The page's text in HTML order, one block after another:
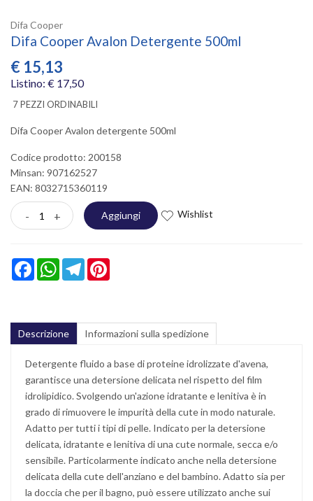
Difa Cooper
Difa Cooper Avalon Detergente 500ml
€ 15,13
Listino: € 17,50
7 PEZZI ORDINABILI
Difa Cooper Avalon detergente 500ml
Codice prodotto: 200158
Minsan: 907162527
EAN: 8032715360119
- + Aggiungi Wishlist
FacebookWhatsAppTelegram
Descrizione Informazioni sulla spedizione
Detergente fluido a base di proteine idrolizzate d'avena,
garantisce una detersione delicata nel rispetto del film
idrolipidico. Svolgendo un'azione idratante e lenitiva è in
grado di rimuovere le impurità della cute in modo naturale.
Adatto per tutti i tipi di pelle. Indicato per la detersione
delicata, idratante e lenitiva di una cute normale, secca e/o
sensibile. Particolarmente indicato anche nella detersione
delicata della cute dell'anziano e del bambino. Adatto sia per
la doccia che per il bagno, può essere utilizzato anche sui